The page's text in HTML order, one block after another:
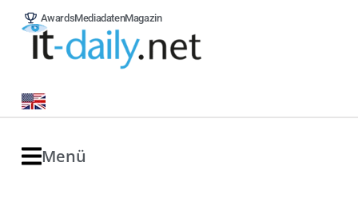
AwardsMediadatenMagazin
Menü